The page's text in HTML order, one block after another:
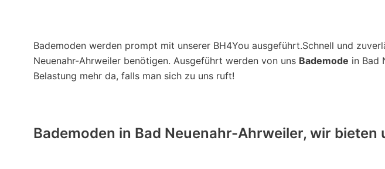
Bademoden werden prompt mit unserer BH4You ausgeführt.Schnell und
Neuenahr-Ahrweiler benötigen. Ausgeführt werden von uns Bademode in Bad
Belastung mehr da, falls man sich zu uns ruft!
Bademoden in Bad Neuenahr-Ahrweiler, wir